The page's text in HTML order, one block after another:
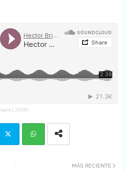
( 2026)
MÁS RECIENTE